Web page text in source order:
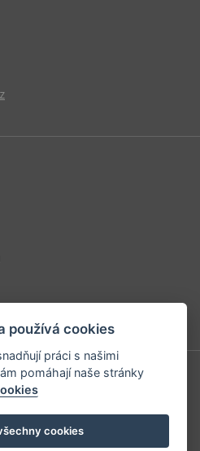
používá cookies
práci s našimi
pomáhají naše stránky
cookies